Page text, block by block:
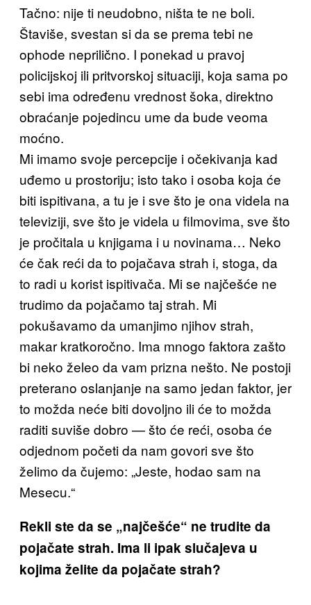
Tačno: nije ti neudobno, ništa te ne boli.
Štaviše, svestan si da se prema tebi ne
ophode neprilično. I ponekad u pravoj
policijskoj ili pritvorskoj situaciji, koja sama po
sebi ima određenu vrednost šoka, direktno
obraćanje pojedincu ume da bude veoma
moćno.
Mi imamo svoje percepcije i očekivanja kad
uđemo u prostoriju; isto tako i osoba koja će
biti ispitivana, a tu je i sve što je ona videla na
televiziji, sve što je videla u filmovima, sve što
je pročitala u knjigama i u novinama… Neko
će čak reći da to pojačava strah i, stoga, da
to radi u korist ispitivača. Mi se najčešće ne
trudimo da pojačamo taj strah. Mi
pokušavamo da umanjimo njihov strah,
makar kratkoročno. Ima mnogo faktora zašto
bi neko želeo da vam prizna nešto. Ne postoji
preterano oslanjanje na samo jedan faktor, jer
to možda neće biti dovoljno ili će to možda
raditi suviše dobro — što će reći, osoba će
odjednom početi da nam govori sve što
želimo da čujemo: „Jeste, hodao sam na
Mesecu.“
Rekli ste da se „najčešće“ ne trudite da
pojačate strah. Ima li ipak slučajeva u
kojima želite da pojačate strah?